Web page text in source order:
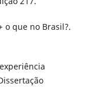
o que no Brasil?.